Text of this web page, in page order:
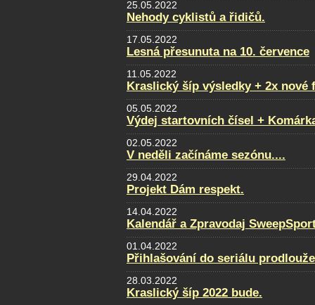
25.05.2022
Nehody cyklistů a řidičů.
17.05.2022
Lesná přesunuta na 10. července
11.05.2022
Kraslický šíp výsledky + 2x nové
05.05.2022
Výdej startovních čísel +
02.05.2022
V neděli začínáme sezónu....
29.04.2022
Projekt Dám respekt.
14.04.2022
Kalendář a Zpravodaj
01.04.2022
Přihlašování do seriálu
28.03.2022
Kraslický šíp 2022 bude.